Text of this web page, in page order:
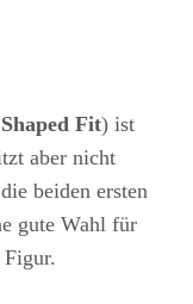
Shaped Fit) ist
aber nicht
beiden ersten
gute Wahl für